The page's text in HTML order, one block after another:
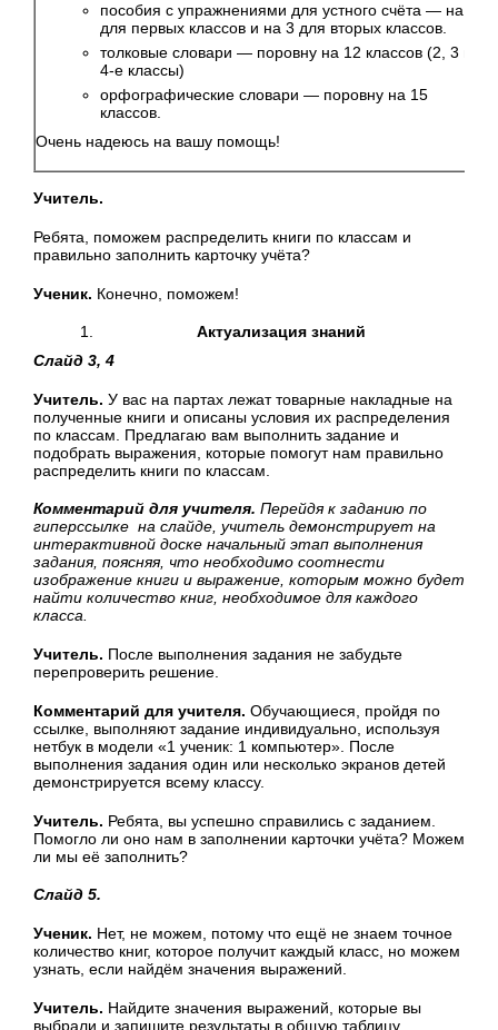
пособия с упражнениями для устного счёта — на 3
для первых классов и на 3 для вторых классов.
толковые словари — поровну на 12 классов (2, 3 и
4-е классы)
орфографические словари — поровну на 15
классов.
Очень надеюсь на вашу помощь!
Учитель.
Ребята, поможем распределить книги по классам и
правильно заполнить карточку учёта?
Ученик. Конечно, поможем!
Актуализация знаний
Слайд 3, 4
Учитель. У вас на партах лежат товарные накладные на
полученные книги и описаны условия их распределения
по классам. Предлагаю вам выполнить задание и
подобрать выражения, которые помогут нам правильно
распределить книги по классам.
Комментарий для учителя. Перейдя к заданию по
гиперссылке на слайде, учитель демонстрирует на
интерактивной доске начальный этап выполнения
задания, поясняя, что необходимо соотнести
изображение книги и выражение, которым можно будет
найти количество книг, необходимое для каждого
класса.
Учитель. После выполнения задания не забудьте
перепроверить решение.
Комментарий для учителя. Обучающиеся, пройдя по
ссылке, выполняют задание индивидуально, используя
нетбук в модели «1 ученик: 1 компьютер». После
выполнения задания один или несколько экранов детей
демонстрируется всему классу.
Учитель. Ребята, вы успешно справились с заданием.
Помогло ли оно нам в заполнении карточки учёта? Можем
ли мы её заполнить?
Слайд 5.
Ученик. Нет, не можем, потому что ещё не знаем точное
количество книг, которое получит каждый класс, но можем
узнать, если найдём значения выражений.
Учитель. Найдите значения выражений, которые вы
выбрали и запишите результаты в общую таблицу.